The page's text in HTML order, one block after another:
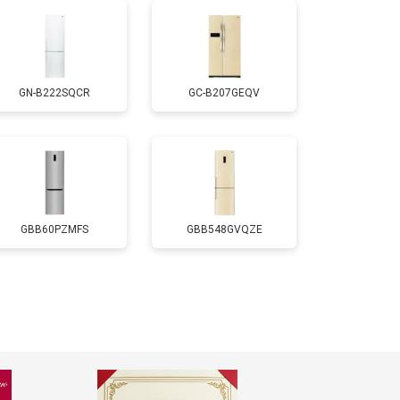
Заказать
1700 ₽ Заказать
4750 ₽ Заказать
3650 ₽
GN-B222SQCR GC-B207GEQV
GBB60PZMFS GBB548GVQZE